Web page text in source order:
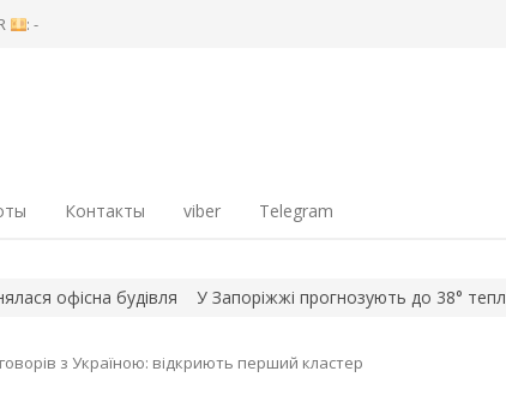
: -
Контакты viber Telegram
будівля У Запоріжжі прогнозують до 38° тепла: як
з Україною: відкриють перший кластер